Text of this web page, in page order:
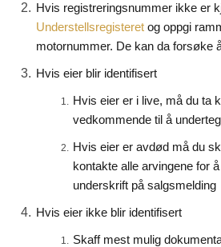
Hvis registreringsnummer ikke er
Understellsregisteretog oppgi
motornummer. De kan da forsøke
Hvis eier blir identifisert
Hvis eier er i live, må du ta
vedkommende til å
Hvis eier er avdød må du
kontakte alle arvingene for
underskrift på salgsmelding
Hvis eier ikke blir identifisert
Skaff mest mulig